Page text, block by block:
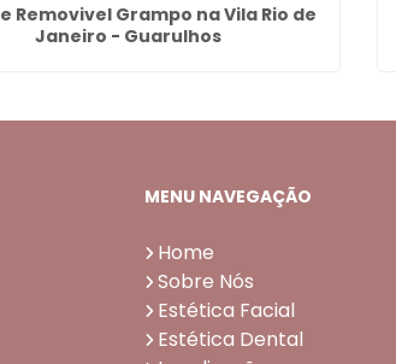
Removivel Grampo na Vila Rio de
Janeiro - Guarulhos
MENU NAVEGAÇÃO
Home
Sobre Nós
Estética Facial
Estética Dental